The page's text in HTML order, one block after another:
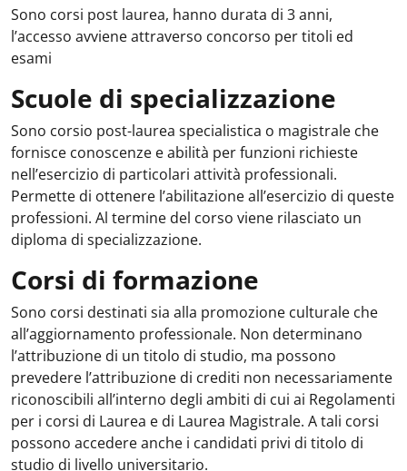
Sono corsi post laurea, hanno durata di 3 anni,
l’accesso avviene attraverso concorso per titoli ed
esami
Scuole di specializzazione
Sono corsio post-laurea specialistica o magistrale che
fornisce conoscenze e abilità per funzioni richieste
nell’esercizio di particolari attività professionali.
Permette di ottenere l’abilitazione all’esercizio di queste
professioni. Al termine del corso viene rilasciato un
diploma di specializzazione.
Corsi di formazione
Sono corsi destinati sia alla promozione culturale che
all’aggiornamento professionale. Non determinano
l’attribuzione di un titolo di studio, ma possono
prevedere l’attribuzione di crediti non necessariamente
riconoscibili all’interno degli ambiti di cui ai Regolamenti
per i corsi di Laurea e di Laurea Magistrale. A tali corsi
possono accedere anche i candidati privi di titolo di
studio di livello universitario.